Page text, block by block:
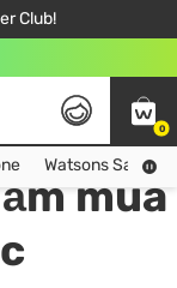
Club!
City
0
Watsons Safety
mùa